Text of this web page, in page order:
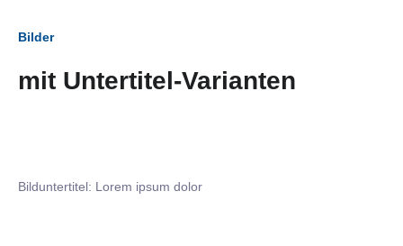
Bilder
mit Untertitel-Varianten
Bilduntertitel: Lorem ipsum dolor